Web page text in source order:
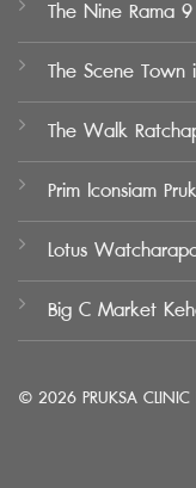
The Nine Rama
The Scene
The Walk
Prim Iconsiam
Lotus
Big C Market
© 2026 PRUKSA